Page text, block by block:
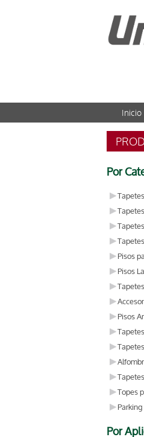
Inicio
Por
Pisos
Pisos
Pisos
Topes
Parking
Por